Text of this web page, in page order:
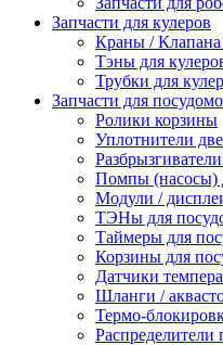
Запчасти для кулеров
Краны / Клапана
Тэны для
Трубки для
Запчасти для
Ролики корзины
Уплотнители
Помпы (насосы)
Модули /
ТЭНы для
Таймеры для
Корзины для
Датчики
Шланги /
Термо-